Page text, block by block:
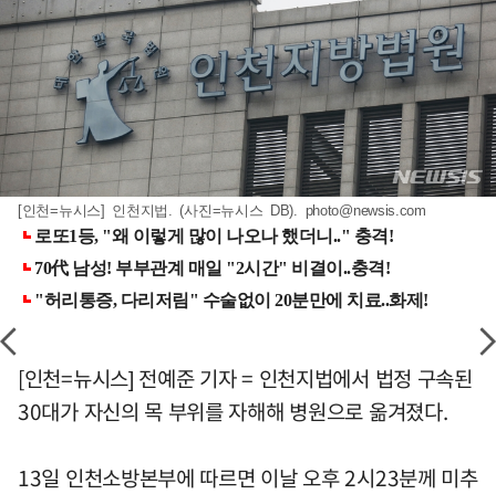
[인천=뉴시스] 인천지법. (사진=뉴시스 DB). photo@newsis.com
[인천=뉴시스] 전예준 기자 = 인천지법에서 법정 구속된
30대가 자신의 목 부위를 자해해 병원으로 옮겨졌다.
13일 인천소방본부에 따르면 이날 오후 2시23분께 미추